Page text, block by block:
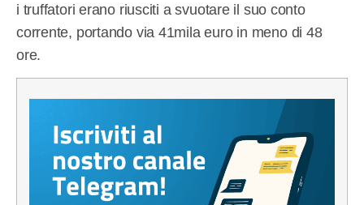
i truffatori erano riusciti a svuotare il suo conto
corrente, portando via 41mila euro in meno di 48
ore.